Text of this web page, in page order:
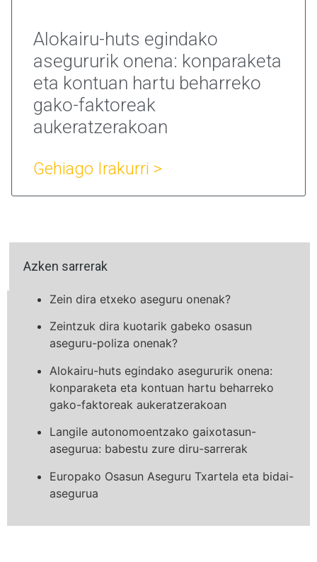
Alokairu-huts egindako
asegururik onena: konparaketa
eta kontuan hartu beharreko
gako-faktoreak
aukeratzerakoan
Gehiago Irakurri >
Azken sarrerak
Zein dira etxeko aseguru onenak?
Zeintzuk dira kuotarik gabeko osasun
aseguru-poliza onenak?
Alokairu-huts egindako asegururik onena:
konparaketa eta kontuan hartu beharreko
gako-faktoreak aukeratzerakoan
Langile autonomoentzako gaixotasun-
asegurua: babestu zure diru-sarrerak
Europako Osasun Aseguru Txartela eta bidai-
asegurua